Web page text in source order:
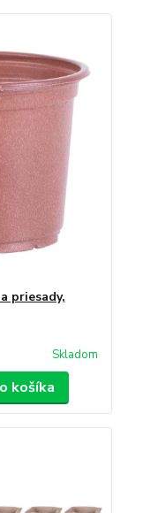
priesady,
Skladom
košíka